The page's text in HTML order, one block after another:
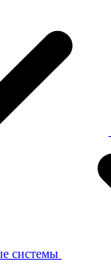
системы